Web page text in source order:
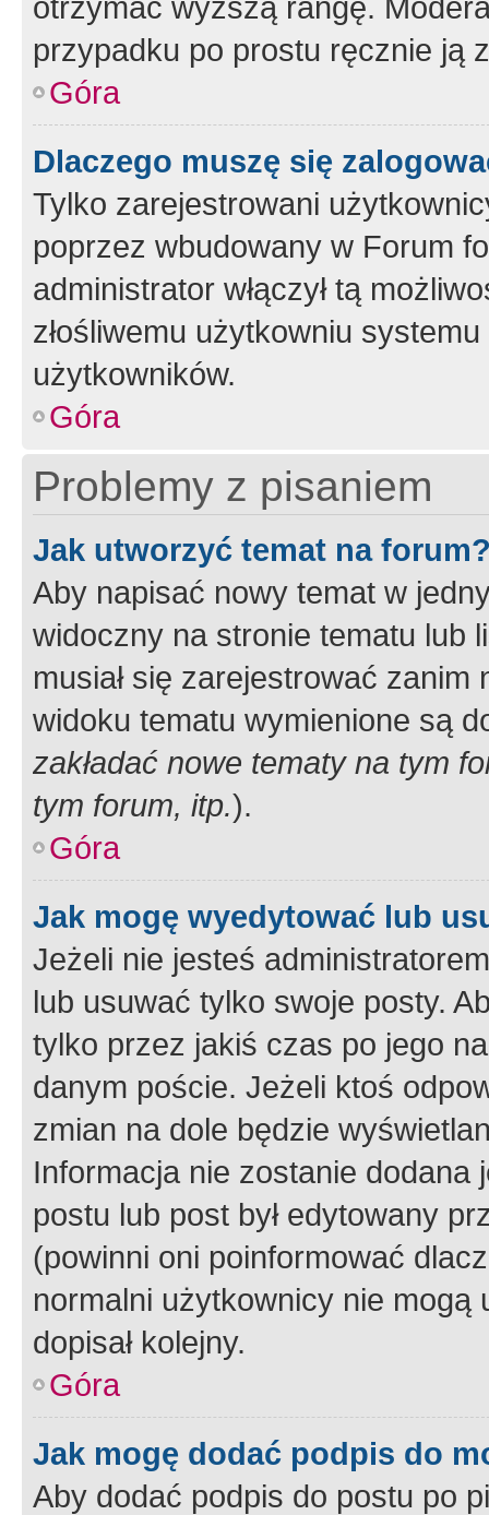
przypadku po prostu ręcznie ją
Góra
Dlaczego muszę się
Tylko zarejestrowani
poprzez wbudowany w Forum
administrator włączył tą
złośliwemu użytkowniu
użytkowników.
Góra
Problemy z pisaniem
Jak utworzyć temat na
Aby napisać nowy temat w
widoczny na stronie tematu lub
musiał się zarejestrować
widoku tematu wymienione są
zakładać nowe tematy na tym
tym forum, itp.).
Góra
Jak mogę wyedytować lub
Jeżeli nie jesteś
lub usuwać tylko swoje posty.
tylko przez jakiś czas po jego
danym poście. Jeżeli ktoś
zmian na dole będzie
Informacja nie zostanie dodana
postu lub post był edytowany
(powinni oni poinformować
normalni użytkownicy nie
dopisał kolejny.
Góra
Jak mogę dodać podpis do
Aby dodać podpis do postu po